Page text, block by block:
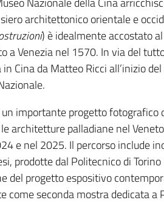
architettonico orientale e
) è idealmente accostato
a Venezia nel 1570. In via del
Cina da Matteo Ricci all’inizio
importante progetto fotografico
architetture palladiane nel
e nel 2025. Il percorso include
prodotte dal Politecnico di
del progetto espositivo
come seconda mostra dedicata a